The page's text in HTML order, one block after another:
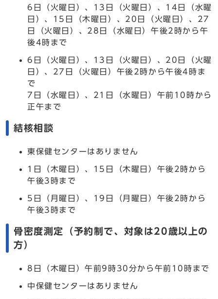
6日（火曜日）、13日（火曜日）、14日（水曜
日）、15日（木曜日）、20日（火曜日）、27
日（火曜日）、28日（水曜日）午後2時から午
後4時まで
6日（火曜日）、13日（火曜日）、20日（火曜
日）、27日（火曜日）午後2時から午後4時ま
で
7日（水曜日）、21日（水曜日）午前10時から
正午まで
結核相談
東保健センターはありません
1日（木曜日）、15日（木曜日）午後2時から
午後3時まで
5日（月曜日）、19日（月曜日）午後2時から
午後3時まで
骨密度測定（予約制で、対象は20歳以上の
方）
8日（木曜日）午前9時30分から午前10時まで
中保健センターはありません